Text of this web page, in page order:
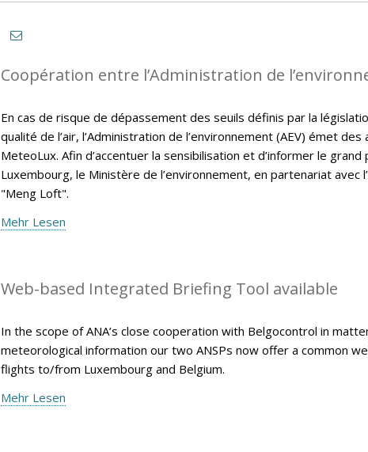
Coopération entre l’Administration de
En cas de risque de dépassement des seuils définis par la
qualité de l’air, l’Administration de l’environnement (AEV) émet
MeteoLux. Afin d’accentuer la sensibilisation et d’informer le grand
Luxembourg, le Ministère de l’environnement, en partenariat avec
"Meng Loft".
Mehr Lesen
Web-based Integrated Briefing Tool available
In the scope of ANA’s close cooperation with Belgocontrol in
meteorological information our two ANSPs now offer a common
flights to/from Luxembourg and Belgium.
Mehr Lesen